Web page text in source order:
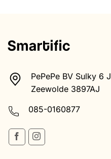
PePePe BV Sulky 6 J
Zeewolde 3897AJ
085-0160877